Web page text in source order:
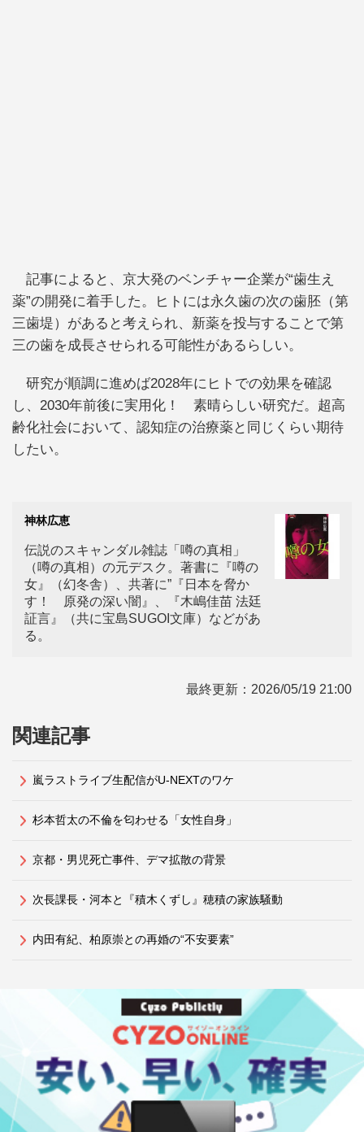
記事によると、京大発のベンチャー企業が“歯生え
薬”の開発に着手した。ヒトには永久歯の次の歯胚（第
三歯堤）があると考えられ、新薬を投与することで第
三の歯を成長させられる可能性があるらしい。
研究が順調に進めば2028年にヒトでの効果を確認
し、2030年前後に実用化！ 素晴らしい研究だ。超高
齢化社会において、認知症の治療薬と同じくらい期待
したい。
神林広恵
伝説のスキャンダル雑誌「噂の真相」
（噂の真相）の元デスク。著書に『噂の
女』（幻冬舎）、共著に”『日本を脅か
す！ 原発の深い闇』、『木嶋佳苗 法廷
証言』（共に宝島SUGOI文庫）などがあ
る。
最終更新： 2026/05/19 21:00
関連記事
嵐ラストライブ生配信がU-NEXTのワケ
杉本哲太の不倫を匂わせる「女性自身」
京都・男児死亡事件、デマ拡散の背景
次長課長・河本と『積木くずし』穂積の家族騒動
内田有紀、柏原崇との再婚の“不安要素”